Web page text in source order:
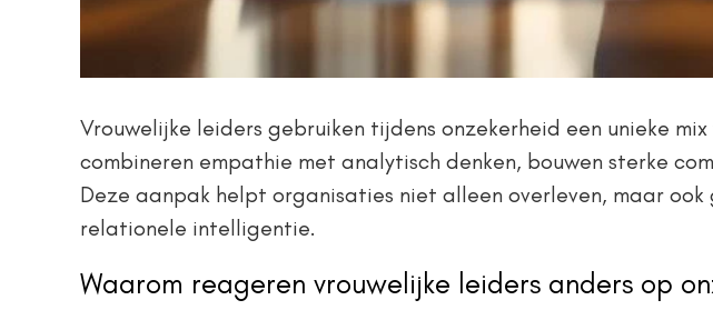
Vrouwelijke leiders gebruiken tijdens onzekerheid een unieke
combineren empathie met analytisch denken, bouwen sterke
Deze aanpak helpt organisaties niet alleen overleven, maar
relationele intelligentie.
Waarom reageren vrouwelijke leiders anders op